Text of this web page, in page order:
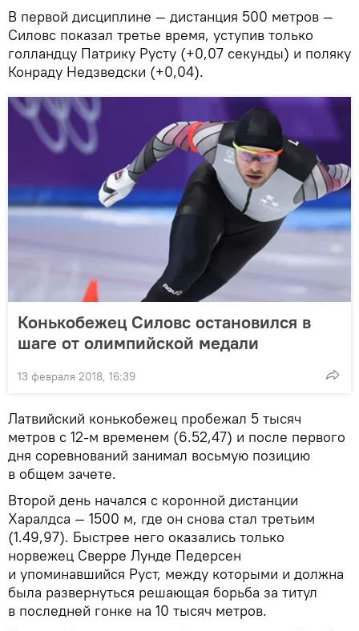
В первой дисциплине — дистанция 500 метров —
Силовс показал третье время, уступив только
голландцу Патрику Русту (+0,07 секунды) и поляку
Конраду Недзведски (+0,04).
Конькобежец Силовс остановился в
шаге от олимпийской медали
13 февраля 2018, 16:39
Латвийский конькобежец пробежал 5 тысяч
метров с 12-м временем (6.52,47) и после первого
дня соревнований занимал восьмую позицию
в общем зачете.
Второй день начался с коронной дистанции
Харалдса — 1500 м, где он снова стал третьим
(1.49,97). Быстрее него оказались только
норвежец Сверре Лунде Педерсен
и упоминавшийся Руст, между которыми и должна
была развернуться решающая борьба за титул
в последней гонке на 10 тысяч метров.